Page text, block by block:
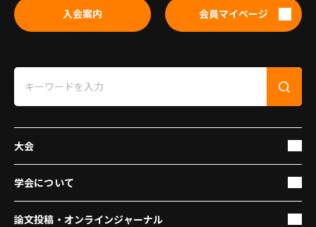
入会案内 会員マイページ
大会
学会について
論文投稿・オンラインジャーナル